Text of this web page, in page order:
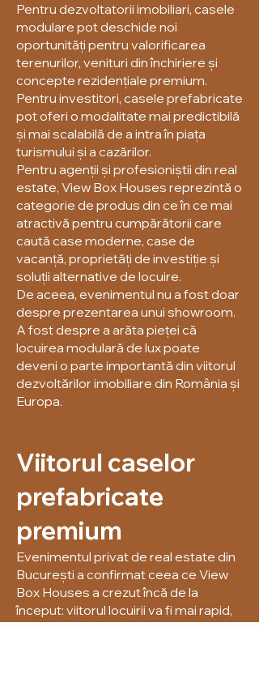
Pentru dezvoltatorii imobiliari, casele
modulare pot deschide noi
oportunități pentru valorificarea
terenurilor, venituri din închiriere și
concepte rezidențiale premium.
Pentru investitori, casele prefabricate
pot oferi o modalitate mai predictibilă
și mai scalabilă de a intra în piața
turismului și a cazărilor.
Pentru agenții și profesioniștii din real
estate, View Box Houses reprezintă o
categorie de produs din ce în ce mai
atractivă pentru cumpărătorii care
caută case moderne, case de
vacanță, proprietăți de investiție și
soluții alternative de locuire.
De aceea, evenimentul nu a fost doar
despre prezentarea unui showroom.
A fost despre a arăta pieței că
locuirea modulară de lux poate
deveni o parte importantă din viitorul
dezvoltărilor imobiliare din România și
Europa.
Viitorul caselor
prefabricate
premium
Evenimentul privat de real estate din
București a confirmat ceea ce View
Box Houses a crezut încă de la
început: viitorul locuirii va fi mai rapid,